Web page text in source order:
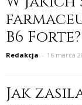
B6 Forte?
Redakcja - 16 marca
Jak